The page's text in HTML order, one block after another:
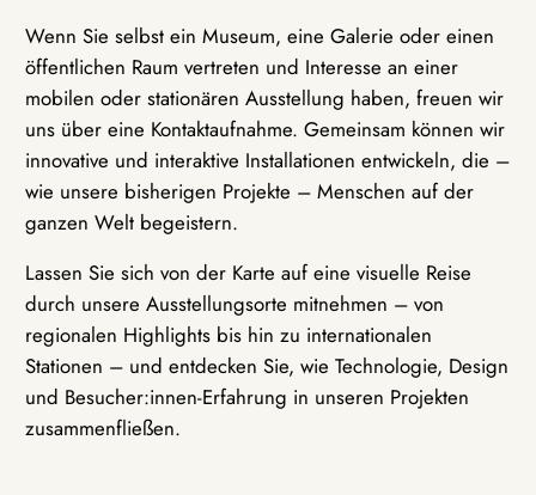
Wenn Sie selbst ein Museum, eine Galerie oder einen
öffentlichen Raum vertreten und Interesse an einer
mobilen oder stationären Ausstellung haben, freuen wir
uns über eine Kontaktaufnahme. Gemeinsam können wir
innovative und interaktive Installationen entwickeln, die –
wie unsere bisherigen Projekte – Menschen auf der
ganzen Welt begeistern.
Lassen Sie sich von der Karte auf eine visuelle Reise
durch unsere Ausstellungsorte mitnehmen – von
regionalen Highlights bis hin zu internationalen
Stationen – und entdecken Sie, wie Technologie, Design
und Besucher:innen-Erfahrung in unseren Projekten
zusammenfließen.